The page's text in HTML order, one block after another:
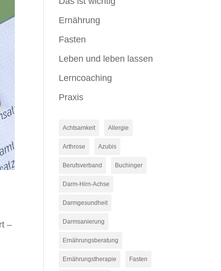
–
Ernährung
Fasten
Leben und leben lassen
Lerncoaching
Praxis
Achtsamkeit Allergie
Arthrose Azubis
Berufsverband Buchinger
Darm-Hirn-Achse
Darmgesundheit
Darmsanierung
Ernährungsberatung
Ernährungstherapie Fasten